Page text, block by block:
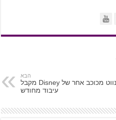
הבא
נווט מכוכב אחר של Disney מקבל
עיבוד מחודש